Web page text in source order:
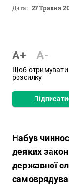
Дата: 27 Травня
A+ A-
Щоб отримувати
розсилку
Набув
деяких
державної